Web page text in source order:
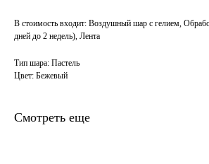
В стоимость входит: Воздушный шар с гелием,
дней до 2 недель), Лента
Тип шара: Пастель
Цвет: Бежевый
Смотреть еще